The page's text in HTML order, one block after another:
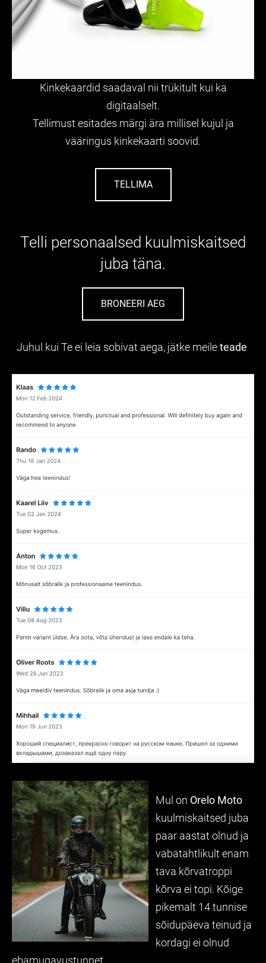
Kinkekaardid saadaval nii trükitult kui ka
digitaalselt.
Tellimust esitades märgi ära millisel kujul ja
vääringus kinkekaarti soovid.
TELLIMA
Telli personaalsed kuulmiskaitsed
juba täna.
BRONEERI AEG
Juhul kui Te ei leia sobivat aega, jätke meileteade
Mul on Orelo Moto
kuulmiskaitsed juba
paar aastat olnud ja
vabatahtlikult enam
tava kõrvatroppi
kõrva ei topi. Kõige
pikemalt 14 tunnise
sõidupäeva teinud ja
kordagi ei olnud
ebamugavustunnet.